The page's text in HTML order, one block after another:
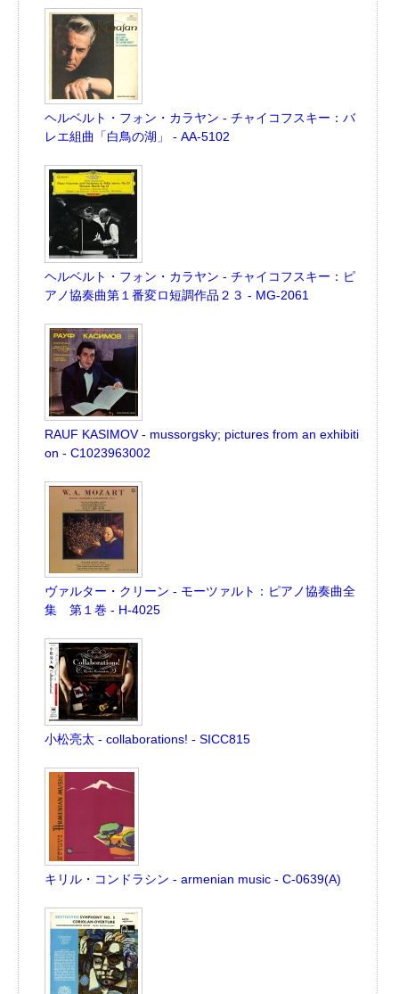
ヘルベルト・フォン・カラヤン - チャイコフスキー：バ
レエ組曲「白鳥の湖」 - AA-5102
ヘルベルト・フォン・カラヤン - チャイコフスキー：ピ
アノ協奏曲第１番変ロ短調作品２３ - MG-2061
RAUF KASIMOV - mussorgsky; pictures from an exhibiti
on - C1023963002
ヴァルター・クリーン - モーツァルト：ピアノ協奏曲全
集 第１巻 - H-4025
小松亮太 - collaborations! - SICC815
キリル・コンドラシン - armenian music - C-0639(A)